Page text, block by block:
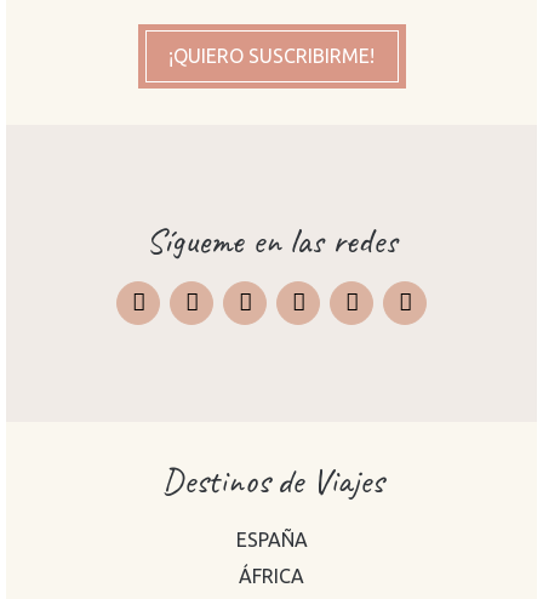
¡QUIERO SUSCRIBIRME!
Sígueme en las redes
InstagramFacebook
X Pinterest TripAdvisor
Destinos de Viajes
ESPAÑA
ÁFRICA